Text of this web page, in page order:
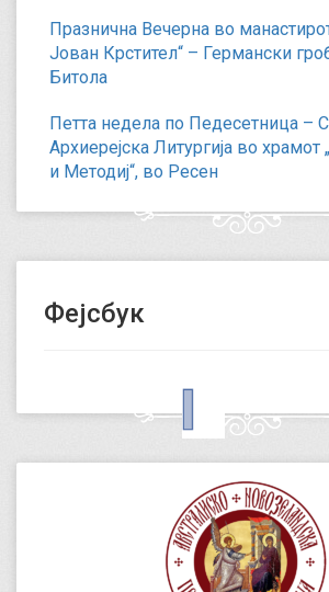
Празнична Вечерна во
Јован Крстител“ – Германски
Битола
Петта недела по Педесетница –
Архиерејска Литургија во
и Методиј“, во Ресен
Фејсбук